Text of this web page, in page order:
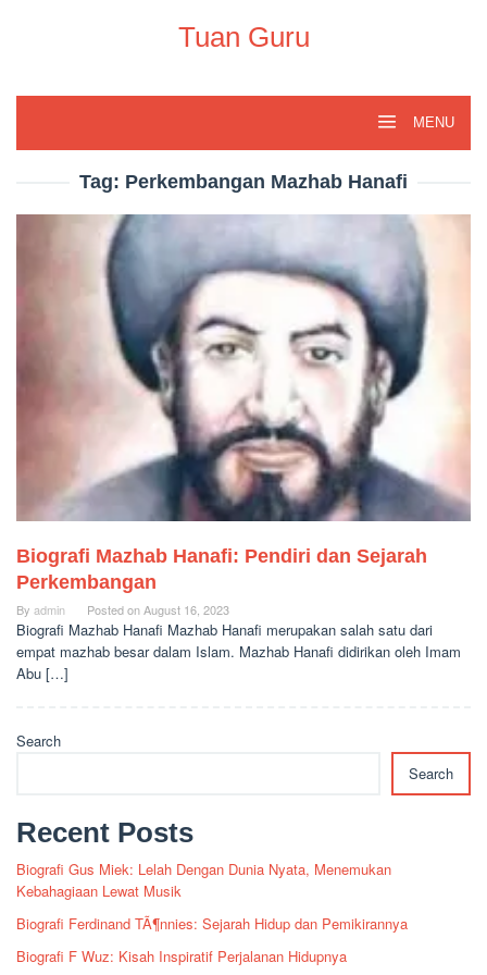
Tuan Guru
MENU
Tag: Perkembangan Mazhab Hanafi
Biografi Mazhab Hanafi: Pendiri dan Sejarah
Perkembangan
By admin Posted onAugust 16, 2023
Biografi Mazhab Hanafi Mazhab Hanafi merupakan salah satu dari
empat mazhab besar dalam Islam. Mazhab Hanafi didirikan oleh Imam
Abu […]
Search
Search
Recent Posts
Biografi Gus Miek: Lelah Dengan Dunia Nyata, Menemukan
Kebahagiaan Lewat Musik
Biografi Ferdinand TÃ¶nnies: Sejarah Hidup dan Pemikirannya
Biografi F Wuz: Kisah Inspiratif Perjalanan Hidupnya